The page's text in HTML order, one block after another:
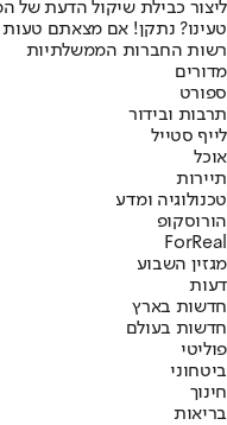
ליצור כבילת שיקול הדעת
טעינו? נתקן! אם מצאתם
רשות החברות הממשלתיות
מדורים
ספורט
תרבות ובידור
לייף סטייל
אוכל
תיירות
טכנולוגיה ומדע
הורוסקופ
ForReal
מגזין השבוע
דעות
חדשות בארץ
חדשות בעולם
פוליטי
ביטחוני
חינוך
בריאות